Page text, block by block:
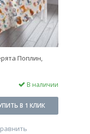
Поплин,
В наличии
В 1 КЛИК